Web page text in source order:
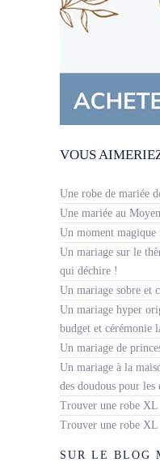
VOUS
Une robe de mariée
Une mariée au
Un moment
Un mariage sur le
qui déchire !
Un mariage sobre et
Un mariage hyper
budget et cérémonie
Un mariage de
Un mariage à la
des doudous pour les
Trouver une robe
Trouver une robe
SUR LE BLOG